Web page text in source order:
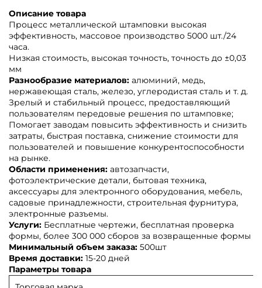
Описание товара
Процесс металлической штамповки высокая
эффективность, массовое производство 5000 шт./24
часа.
Низкая стоимость, высокая точность, точность до ±0,03
мм
Разнообразие материалов: алюминий, медь,
нержавеющая сталь, железо, углеродистая сталь и т. д.
Зрелый и стабильный процесс, предоставляющий
пользователям передовые решения по штамповке;
Помогает заводам повысить эффективность и снизить
затраты, быстрая поставка, снижение стоимости для
пользователей и повышение конкурентоспособности
на рынке.
Области применения: автозапчасти,
фотоэлектрические детали, бытовая техника,
аксессуары для электронного оборудования, мебель,
садовые принадлежности, строительная фурнитура,
электронные разъемы.
Услуги: Бесплатные чертежи, бесплатная проверка
формы, более 300 000 сборов за возвращенные формы
Минимальный объем заказа: 500шт
Время доставки: 15-20 дней
Параметры товара